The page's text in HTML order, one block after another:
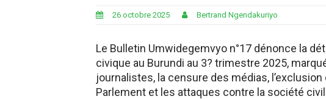
26 octobre 2025 Bertrand Ngendakuriyo
Le Bulletin Umwidegemvyo n°17 dénonce la
civique au Burundi au 3? trimestre 2025,
journalistes, la censure des médias,
Parlement et les attaques contre la société